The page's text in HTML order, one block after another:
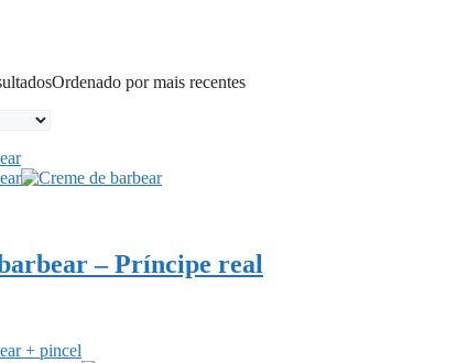
Ordenado por mais recentes
– Príncipe real